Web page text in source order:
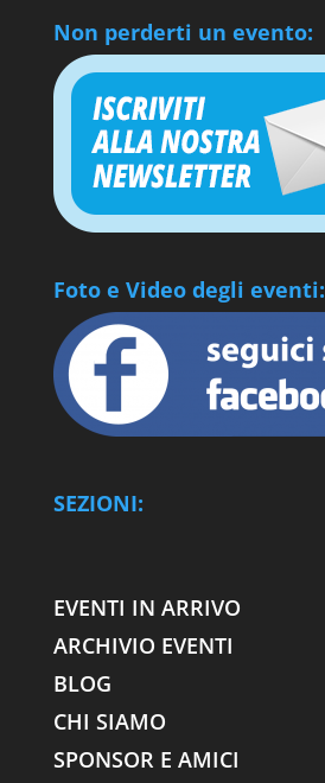
Non perderti un evento:
Foto e Video degli eventi:
SEZIONI:
EVENTI IN ARRIVO
ARCHIVIO EVENTI
BLOG
CHI SIAMO
SPONSOR E AMICI